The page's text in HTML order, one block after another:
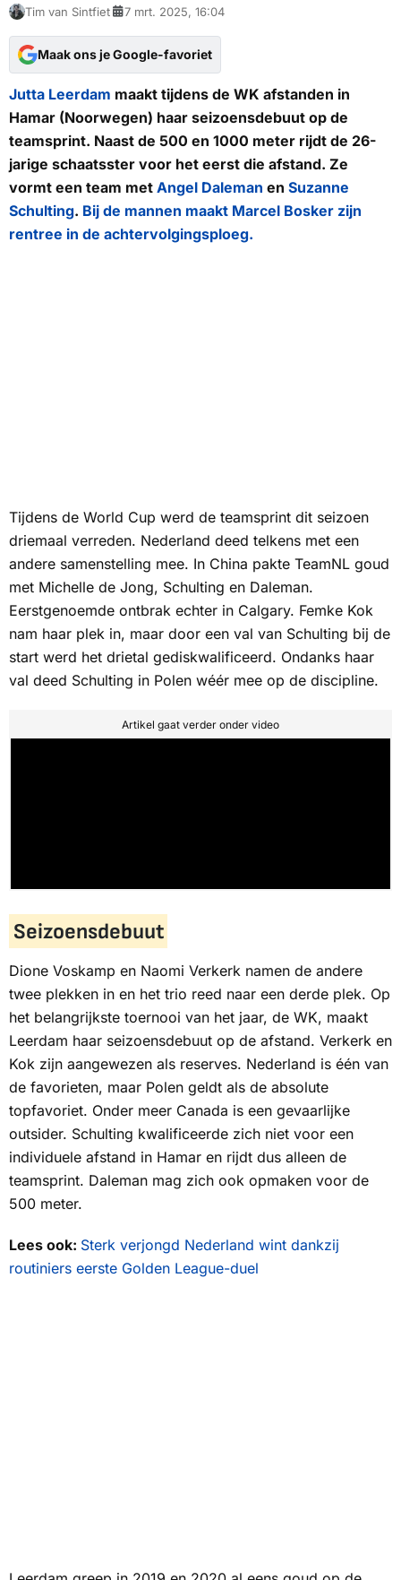
Tim van Sintfiet 7 mrt. 2025, 16:04
Maak ons je Google-favoriet
Jutta Leerdam maakt tijdens de WK afstanden in
Hamar (Noorwegen) haar seizoensdebuut op de
teamsprint. Naast de 500 en 1000 meter rijdt de 26-
jarige schaatsster voor het eerst die afstand. Ze
vormt een team met Angel Daleman en Suzanne
Schulting. Bij de mannen maakt Marcel Bosker zijn
rentree in de achtervolgingsploeg.
Tijdens de World Cup werd de teamsprint dit seizoen
driemaal verreden. Nederland deed telkens met een
andere samenstelling mee. In China pakte TeamNL goud
met Michelle de Jong, Schulting en Daleman.
Eerstgenoemde ontbrak echter in Calgary. Femke Kok
nam haar plek in, maar door een val van Schulting bij de
start werd het drietal gediskwalificeerd. Ondanks haar
val deed Schulting in Polen wéér mee op de discipline.
Artikel gaat verder onder video
Seizoensdebuut
Dione Voskamp en Naomi Verkerk namen de andere
twee plekken in en het trio reed naar een derde plek. Op
het belangrijkste toernooi van het jaar, de WK, maakt
Leerdam haar seizoensdebuut op de afstand. Verkerk en
Kok zijn aangewezen als reserves. Nederland is één van
de favorieten, maar Polen geldt als de absolute
topfavoriet. Onder meer Canada is een gevaarlijke
outsider. Schulting kwalificeerde zich niet voor een
individuele afstand in Hamar en rijdt dus alleen de
teamsprint. Daleman mag zich ook opmaken voor de
500 meter.
Lees ook: Sterk verjongd Nederland wint dankzij
routiniers eerste Golden League-duel